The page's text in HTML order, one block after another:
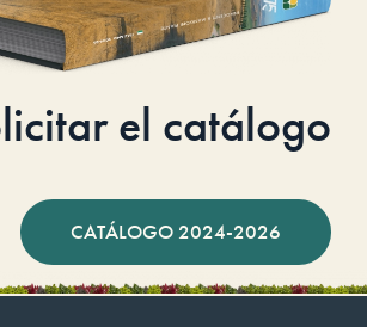
el catálogo
CATÁLOGO 2024-2026